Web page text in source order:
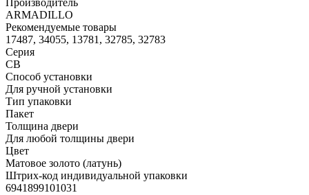
Производитель
ARMADILLO
Рекомендуемые товары
17487, 34055, 13781, 32785, 32783
Серия
CB
Способ установки
Для ручной установки
Тип упаковки
Пакет
Толщина двери
Для любой толщины двери
Цвет
Матовое золото (латунь)
Штрих-код индивидуальной упаковки
6941899101031